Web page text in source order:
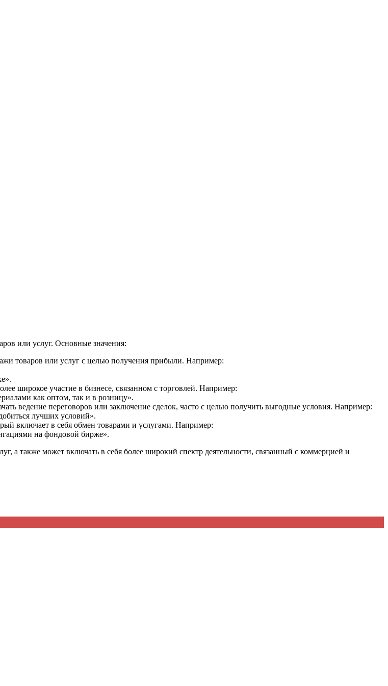
или услуг. Основные значения:
товаров или услуг с целью получения прибыли. Например:
широкое участие в бизнесе, связанном с торговлей. Например:
как оптом, так и в розницу».
ведение переговоров или заключение сделок, часто с целью получить выгодные условия. Например:
лучших условий».
включает в себя обмен товарами и услугами. Например:
на фондовой бирже».
а также может включать в себя более широкий спектр деятельности, связанный с коммерцией и